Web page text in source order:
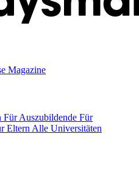
Magazine
Für Auszubildende Für
Eltern Alle Universitäten